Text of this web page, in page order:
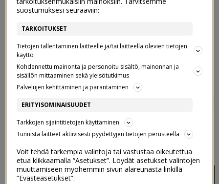
VAUVANVAATTEIDEN
KÄYTÄNNÖLLISIMMÄT
OMINAISUUDET
21/05/2020
suostumuksesi seuraaviin:
TARKOITUKSET
Tietojen tallentaminen laitteelle ja/tai laitteella olevien tietojen
käyttö
Kohdennettu mainonta ja personoitu sisältö, mainonnan ja
sisällön mittaaminen sekä yleisötutkimus
Palvelujen kehittäminen ja parantaminen
ERITYISOMINAISUUDET
Tarkkojen sijaintitietojen käyttäminen
Tunnista laitteet aktiivisesti pyydettyjen tietojen perusteella
Voit tehdä tarkempia valintoja tai vastustaa oikeutettua
etua klikkaamalla “Asetukset”. Löydät asetukset valintojen
muuttamiseen myöhemmin sivun alareunasta linkillä
“Evästeasetukset”.